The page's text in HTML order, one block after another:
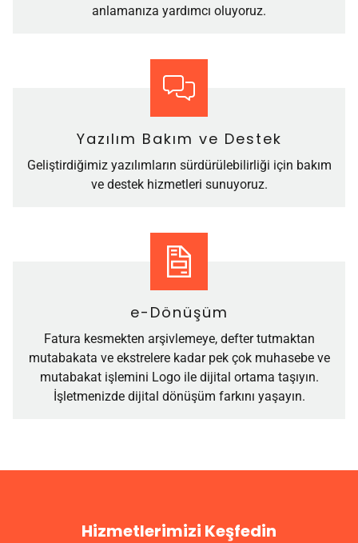
anlamanıza yardımcı oluyoruz.
Yazılım Bakım ve Destek
Geliştirdiğimiz yazılımların sürdürülebilirliği için bakım
ve destek hizmetleri sunuyoruz.
e-Dönüşüm
Fatura kesmekten arşivlemeye, defter tutmaktan
mutabakata ve ekstrelere kadar pek çok muhasebe ve
mutabakat işlemini Logo ile dijital ortama taşıyın.
İşletmenizde dijital dönüşüm farkını yaşayın.
Hizmetlerimizi Keşfedin